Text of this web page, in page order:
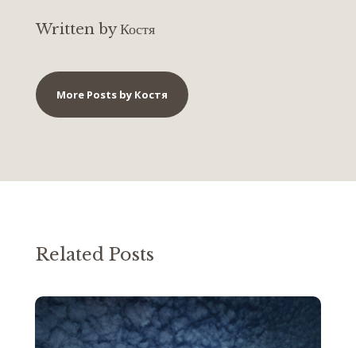
Written by Костя
More Posts by Костя
Related Posts